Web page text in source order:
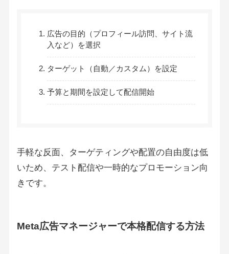
広告の目的（プロフィール訪問、サイト流
入など）を選択
ターゲット（自動／カスタム）を設定
予算と期間を設定して配信開始
手軽な反面、ターゲティングや配置の自由度は低
いため、テスト配信や一時的なプロモーション向
きです。
Meta広告マネージャーで本格配信する方法